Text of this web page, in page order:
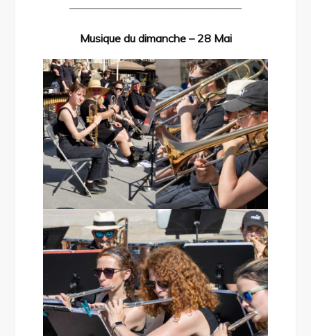
———————————————–
Musique du dimanche – 28 Mai